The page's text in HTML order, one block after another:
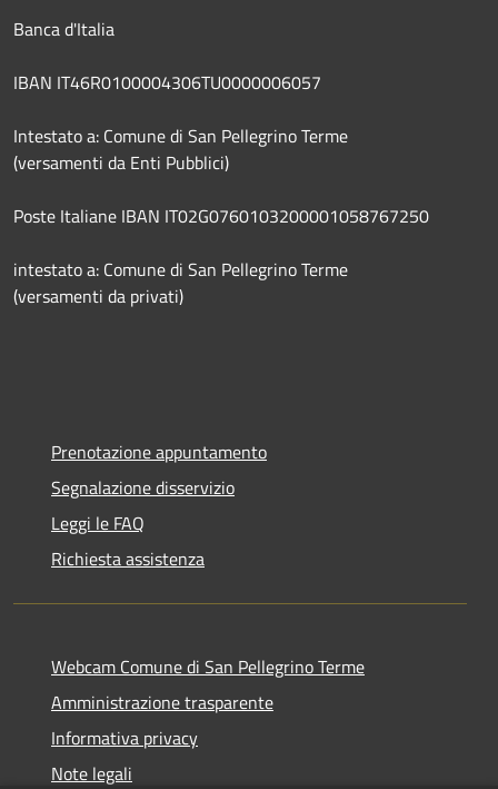
Banca d'Italia
IBAN IT46R0100004306TU0000006057
Intestato a: Comune di San Pellegrino Terme
(versamenti da Enti Pubblici)
Poste Italiane IBAN IT02G0760103200001058767250
intestato a: Comune di San Pellegrino Terme
(versamenti da privati)
Prenotazione appuntamento
Segnalazione disservizio
Leggi le FAQ
Richiesta assistenza
Webcam Comune di San Pellegrino Terme
Amministrazione trasparente
Informativa privacy
Note legali